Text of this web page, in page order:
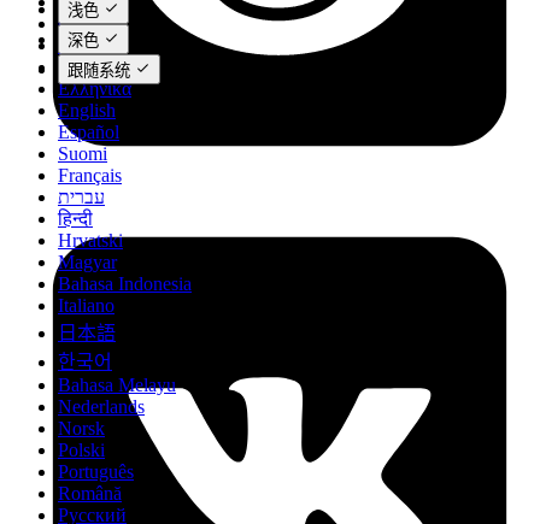
Čeština
Dansk
Deutsch
Ελληνικά
English
Español
Suomi
Français
עברית
हिन्दी
Hrvatski
Magyar
Bahasa Indonesia
Italiano
日本語
한국어
Bahasa Melayu
Nederlands
Norsk
Polski
Português
Română
Русский
浅色
深色
跟随系统